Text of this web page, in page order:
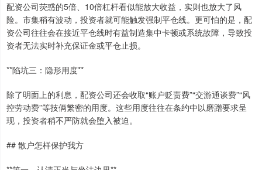
配资公司荧惑的5倍、10倍杠杆看似能放大收益，实则也放大了风
险。市集稍有波动，投资者就可能触发强制平仓线。更可怕的是，配
资公司往往会在接近平仓线时有益制造集中卡顿或系统故障，导致投
资者无法实时补充保证金或平仓止损。
**陷坑三：隐形用度**
除了明面上的利息，配资公司还会收取“账户贬责费”“交游通谈费”“风
控劳动费”等技俩繁密的用度。这些用度往往在条约中以磨蹭要求呈
现，投资者稍不严防就会堕入被迫。
## 散户怎样保护我方